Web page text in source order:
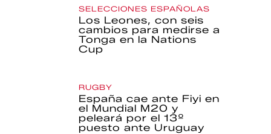
SELECCIONES ESPAÑOLAS
Los Leones, con seis
cambios para medirse a
Tonga en la Nations
Cup
RUGBY
España cae ante Fiyi en
el Mundial M20 y
peleará por el 13º
puesto ante Uruguay